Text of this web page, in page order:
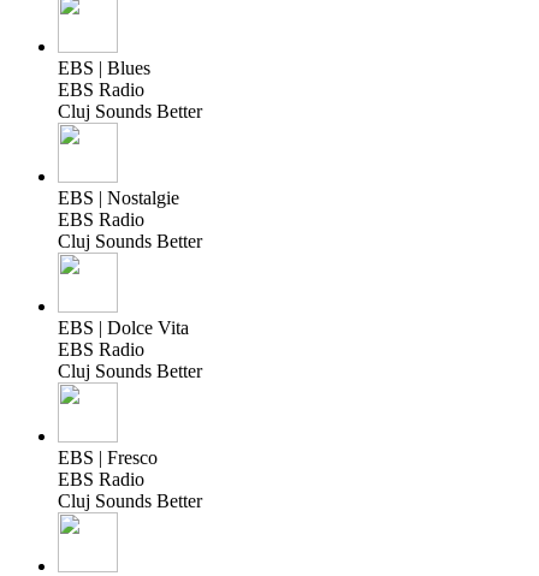
EBS | Blues
EBS Radio
Cluj Sounds Better
EBS | Nostalgie
EBS Radio
Cluj Sounds Better
EBS | Dolce Vita
EBS Radio
Cluj Sounds Better
EBS | Fresco
EBS Radio
Cluj Sounds Better